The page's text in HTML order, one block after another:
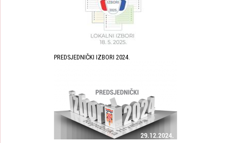
PREDSJEDNIČKI IZBORI 2024.